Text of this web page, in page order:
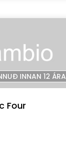
INNAN 12 ÁRA
Four